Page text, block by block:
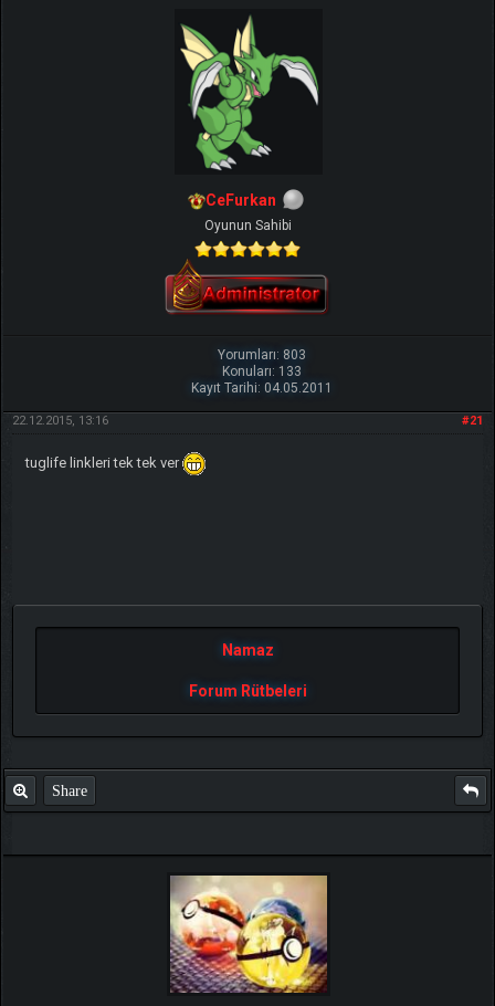
CeFurkan
Oyunun Sahibi
Yorumları: 803
Konuları: 133
Kayıt Tarihi: 04.05.2011
#21
22.12.2015, 13:16
tuglife linkleri tek tek ver
Namaz
Forum Rütbeleri
Share